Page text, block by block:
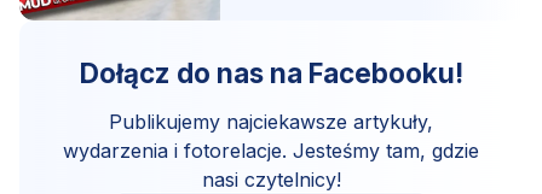
Dołącz do nas na Facebooku!
Publikujemy najciekawsze artykuły,
wydarzenia i fotorelacje. Jesteśmy tam, gdzie
nasi czytelnicy!